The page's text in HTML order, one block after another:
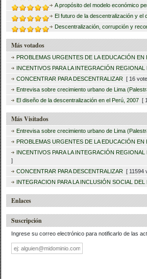
A propósito del modelo económico
El futuro de la descentralización y el
Descentralización, corrupción y
Más votados
PROBLEMAS URGENTES DE LA EDUCACIÓN EN
INCENTIVOS PARA LA INTEGRACIÓN REGIONAL
CONCENTRAR PARA DESCENTRALIZAR [ 16
Entrevisa sobre crecimiento urbano de Lima
El diseño de la descentralización en el Perú, 2007 [
Más Visitados
Entrevisa sobre crecimiento urbano de Lima
PROBLEMAS URGENTES DE LA EDUCACIÓN EN
INCENTIVOS PARA LA INTEGRACIÓN REGIONAL
]
CONCENTRAR PARA DESCENTRALIZAR [ 11594
INTEGRACION PARA LA INCLUSIÓN SOCIAL DEL
Enlaces
Suscripción
Ingrese su correo electrónico para notificarlo de las
Dirección
de
correo